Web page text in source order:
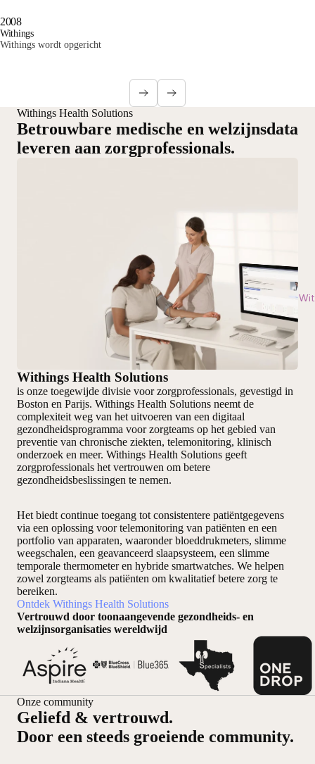
2008
Withings
Withings wordt opgericht
Withings Health Solutions
Betrouwbare medische en welzijnsdata
leveren aan zorgprofessionals.
Withings Health Solutions
is onze toegewijde divisie voor zorgprofessionals, gevestigd in
Boston en Parijs. Withings Health Solutions neemt de
complexiteit weg van het uitvoeren van een digitaal
gezondheidsprogramma voor zorgteams op het gebied van
preventie van chronische ziekten, telemonitoring, klinisch
onderzoek en meer. Withings Health Solutions geeft
zorgprofessionals het vertrouwen om betere
gezondheidsbeslissingen te nemen.
Het biedt continue toegang tot consistentere patiëntgegevens
via een oplossing voor telemonitoring van patiënten en een
portfolio van apparaten, waaronder bloeddrukmeters, slimme
weegschalen, een geavanceerd slaapsysteem, een slimme
temporale thermometer en hybride smartwatches. We helpen
zowel zorgteams als patiënten om kwalitatief betere zorg te
bereiken.
Ontdek Withings Health Solutions
Vertrouwd door toonaangevende gezondheids- en
welzijnsorganisaties wereldwijd
Onze community
Geliefd & vertrouwd.
Door een steeds groeiende community.